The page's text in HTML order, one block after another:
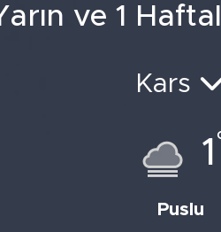
ve 1
Kars
1
Puslu